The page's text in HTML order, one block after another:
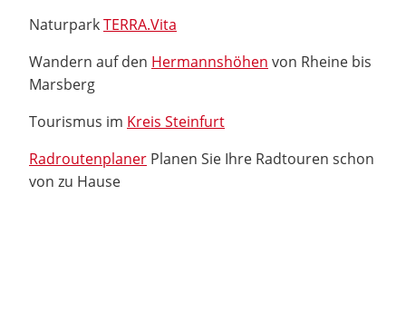
NaturparkTERRA.Vita
Wandern auf den Hermannshöhen von Rheine bis
Marsberg
Tourismus im Kreis Steinfurt
Radroutenplaner Planen Sie Ihre Radtouren schon
von zu Hause